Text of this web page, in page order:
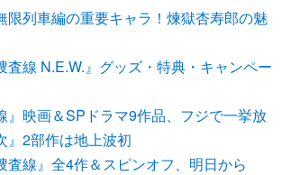
限列車編の重要キャラ！煉獄杏寿郎の魅
査線 N.E.W.』グッズ・特典・キャンペー
』映画＆SPドラマ9作品、フジで一挙放
』2部作は地上波初
査線』全4作＆スピンオフ、明日から